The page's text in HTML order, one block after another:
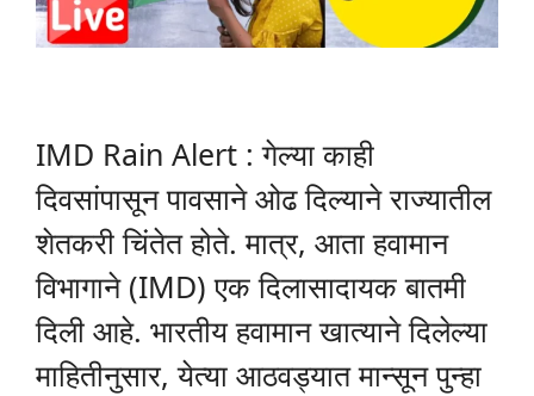
IMD Rain Alert : गेल्या काही
दिवसांपासून पावसाने ओढ दिल्याने राज्यातील
शेतकरी चिंतेत होते. मात्र, आता हवामान
विभागाने (IMD) एक दिलासादायक बातमी
दिली आहे. भारतीय हवामान खात्याने दिलेल्या
माहितीनुसार, येत्या आठवड्यात मान्सून पुन्हा